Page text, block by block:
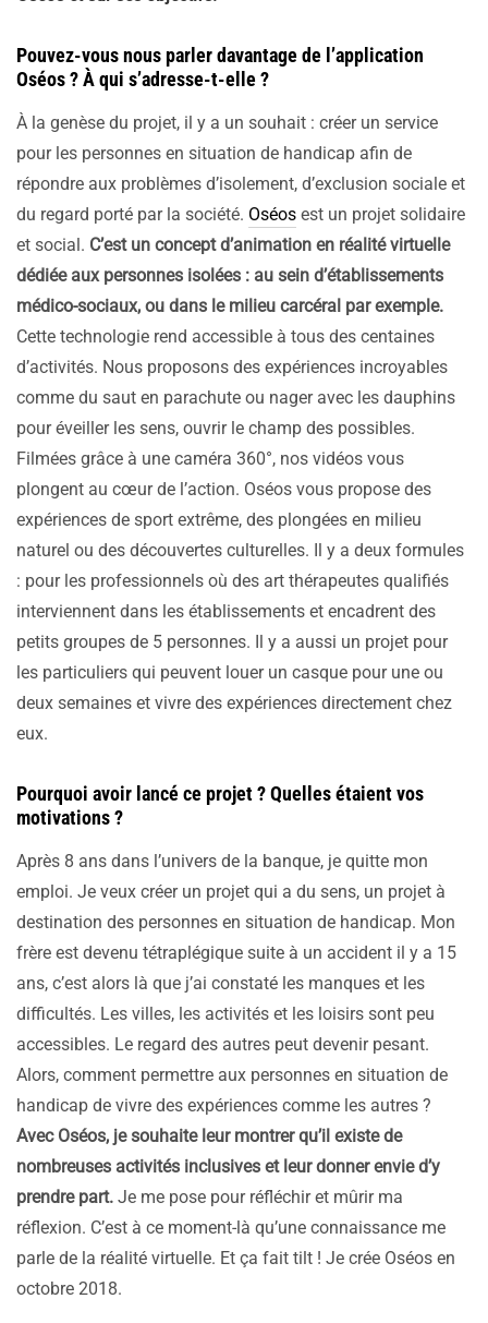
Pouvez-vous nous parler davantage de l’application
Oséos ? À qui s’adresse-t-elle ?
À la genèse du projet, il y a un souhait : créer un service
pour les personnes en situation de handicap afin de
répondre aux problèmes d’isolement, d’exclusion sociale et
du regard porté par la société. Oséos est un projet solidaire
et social. C’est un concept d’animation en réalité virtuelle
dédiée aux personnes isolées : au sein d’établissements
médico-sociaux, ou dans le milieu carcéral par exemple.
Cette technologie rend accessible à tous des centaines
d’activités. Nous proposons des expériences incroyables
comme du saut en parachute ou nager avec les dauphins
pour éveiller les sens, ouvrir le champ des possibles.
Filmées grâce à une caméra 360°, nos vidéos vous
plongent au cœur de l’action. Oséos vous propose des
expériences de sport extrême, des plongées en milieu
naturel ou des découvertes culturelles. Il y a deux formules
: pour les professionnels où des art thérapeutes qualifiés
interviennent dans les établissements et encadrent des
petits groupes de 5 personnes. Il y a aussi un projet pour
les particuliers qui peuvent louer un casque pour une ou
deux semaines et vivre des expériences directement chez
eux.
Pourquoi avoir lancé ce projet ? Quelles étaient vos
motivations ?
Après 8 ans dans l’univers de la banque, je quitte mon
emploi. Je veux créer un projet qui a du sens, un projet à
destination des personnes en situation de handicap. Mon
frère est devenu tétraplégique suite à un accident il y a 15
ans, c’est alors là que j’ai constaté les manques et les
difficultés. Les villes, les activités et les loisirs sont peu
accessibles. Le regard des autres peut devenir pesant.
Alors, comment permettre aux personnes en situation de
handicap de vivre des expériences comme les autres ?
Avec Oséos, je souhaite leur montrer qu’il existe de
nombreuses activités inclusives et leur donner envie d’y
prendre part. Je me pose pour réfléchir et mûrir ma
réflexion. C’est à ce moment-là qu’une connaissance me
parle de la réalité virtuelle. Et ça fait tilt ! Je crée Oséos en
octobre 2018.